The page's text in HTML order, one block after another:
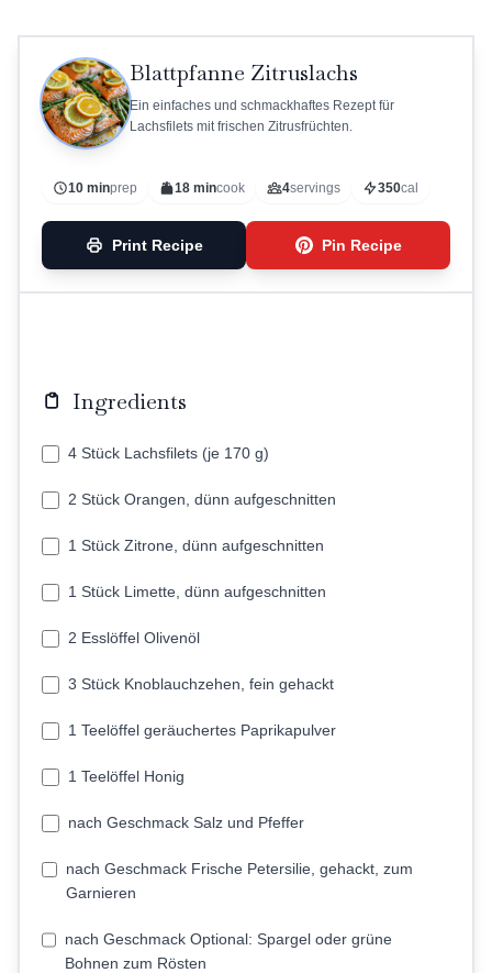
Blattpfanne Zitruslachs
Ein einfaches und schmackhaftes Rezept für
Lachsfilets mit frischen Zitrusfrüchten.
10 minprep 18 mincook 4servings 350cal
Print Recipe Pin Recipe
Ingredients
4 Stück Lachsfilets (je 170 g)
2 Stück Orangen, dünn aufgeschnitten
1 Stück Zitrone, dünn aufgeschnitten
1 Stück Limette, dünn aufgeschnitten
2 Esslöffel Olivenöl
3 Stück Knoblauchzehen, fein gehackt
1 Teelöffel geräuchertes Paprikapulver
1 Teelöffel Honig
nach Geschmack Salz und Pfeffer
nach Geschmack Frische Petersilie, gehackt, zum
Garnieren
nach Geschmack Optional: Spargel oder grüne
Bohnen zum Rösten